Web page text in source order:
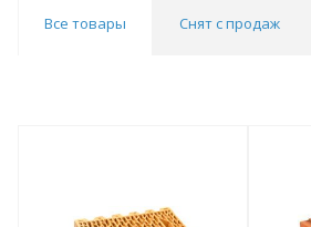
Все товары Снят с продаж